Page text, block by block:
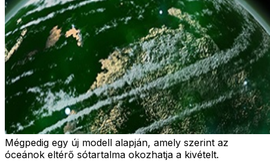
Mégpedig egy új modell alapján, amely szerint az
óceánok eltérő sótartalma okozhatja a kivételt.